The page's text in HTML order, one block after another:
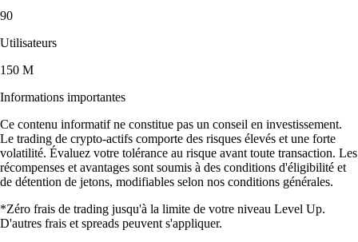
90
Utilisateurs
150 M
Informations importantes
Ce contenu informatif ne constitue pas un conseil en investissement.
Le trading de crypto-actifs comporte des risques élevés et une forte
volatilité. Évaluez votre tolérance au risque avant toute transaction. Les
récompenses et avantages sont soumis à des conditions d'éligibilité et
de détention de jetons, modifiables selon nos conditions générales.
*Zéro frais de trading jusqu'à la limite de votre niveau Level Up.
D'autres frais et spreads peuvent s'appliquer.